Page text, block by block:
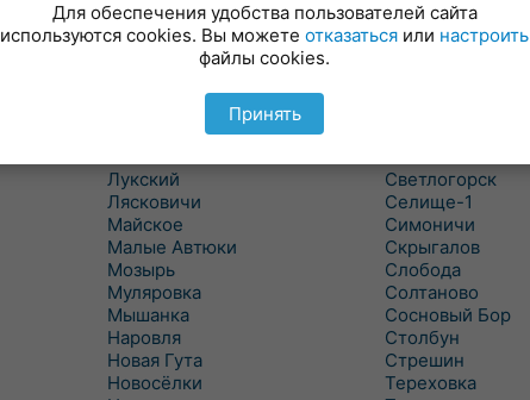
Лукский
Лясковичи
Майское
Малые Автюки
Мозырь
Муляровка
Мышанка
Наровля
Новая Гута
Новосёлки
Светлогорск
Селище-1
Симоничи
Скрыгалов
Слобода
Солтаново
Сосновый Бор
Столбун
Стрешин
Тереховка
Для обеспечения удобства пользователей сайта
используются cookies. Вы можете отказаться или настроить
файлы cookies.
Принять